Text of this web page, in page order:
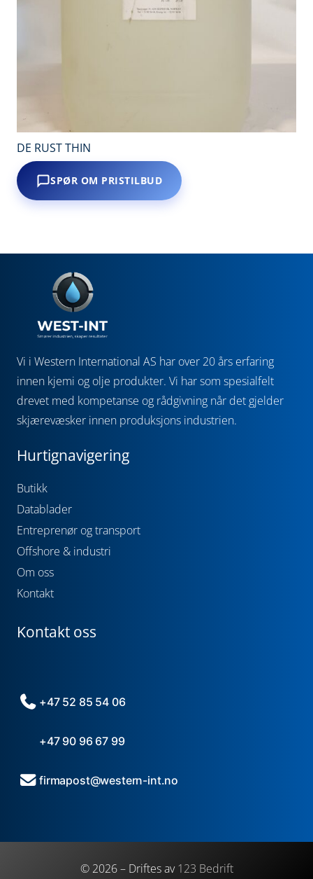
DE RUST THIN
SPØR OM PRISTILBUD
Vi i Western International AS har over 20 års erfaring
innen kjemi og olje produkter. Vi har som spesialfelt
drevet med kompetanse og rådgivning når det gjelder
skjærevæsker innen produksjons industrien.
Hurtignavigering
Butikk
Datablader
Entreprenør og transport
Offshore & industri
Om oss
Kontakt
Kontakt oss
+47 52 85 54 06
+47 90 96 67 99
firmapost@western-int.no
© 2026 – Driftes av123 Bedrift